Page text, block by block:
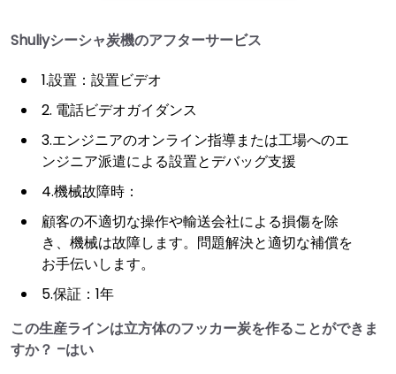
Shuliyシーシャ炭機のアフターサービス
1.設置：設置ビデオ
2. 電話ビデオガイダンス
3.エンジニアのオンライン指導または工場へのエ
ンジニア派遣による設置とデバッグ支援
4.機械故障時：
顧客の不適切な操作や輸送会社による損傷を除
き、機械は故障します。問題解決と適切な補償を
お手伝いします。
5.保証：1年
この生産ラインは立方体のフッカー炭を作ることができま
すか？ –はい